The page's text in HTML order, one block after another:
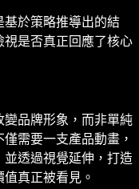
基於策略推導出的結
是否真正回應了核心
品牌形象，而非單純
需要一支產品動畫，
透過視覺延伸，打造
真正被看見。